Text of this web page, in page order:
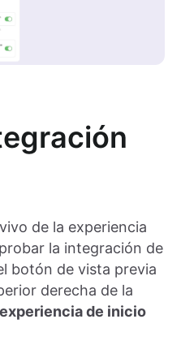
de la experiencia
la integración de
botón de vista previa
derecha de la
de inicio